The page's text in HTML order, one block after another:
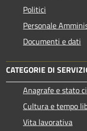
Politici
Personale
Documenti e dati
CATEGORIE DI
Anagrafe e stato
Cultura e tempo
Vita lavorativa